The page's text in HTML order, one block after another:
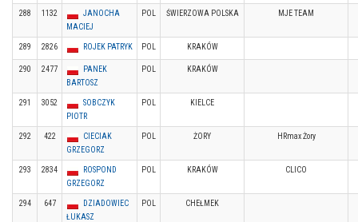
288 1132
JANOCHA
MACIEJ
POL ŚWIERZOWA POLSKA MJE TEAM
289 2826 ROJEK PATRYK POL KRAKÓW
290 2477
PANEK
BARTOSZ
POL KRAKÓW
291 3052
SOBCZYK
PIOTR
POL KIELCE
292 422
CIECIAK
GRZEGORZ
POL ŻORY HRmax Żory
293 2834
ROSPOND
GRZEGORZ
POL KRAKÓW CLICO
294 647
DZIADOWIEC
ŁUKASZ
POL CHEŁMEK